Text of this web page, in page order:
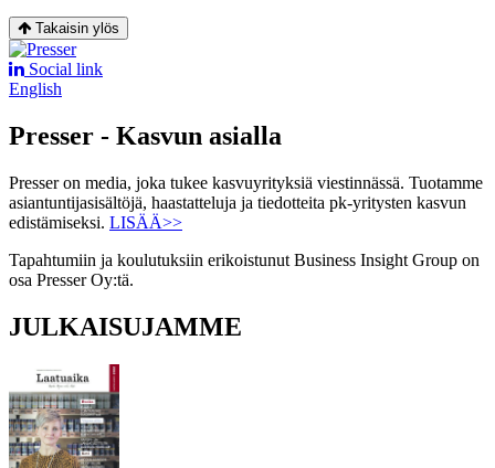
Takaisin ylös
Social link
English
Presser - Kasvun asialla
Presser on media, joka tukee kasvuyrityksiä viestinnässä. Tuotamme
asiantuntijasisältöjä, haastatteluja ja tiedotteita pk-yritysten kasvun
edistämiseksi. LISÄÄ>>
Tapahtumiin ja koulutuksiin erikoistunut Business Insight Group on
osa Presser Oy:tä.
JULKAISUJAMME